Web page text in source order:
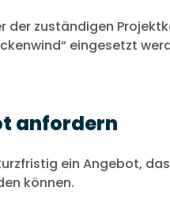
der zuständigen
eingesetzt
anfordern
ein Angebot,
können.